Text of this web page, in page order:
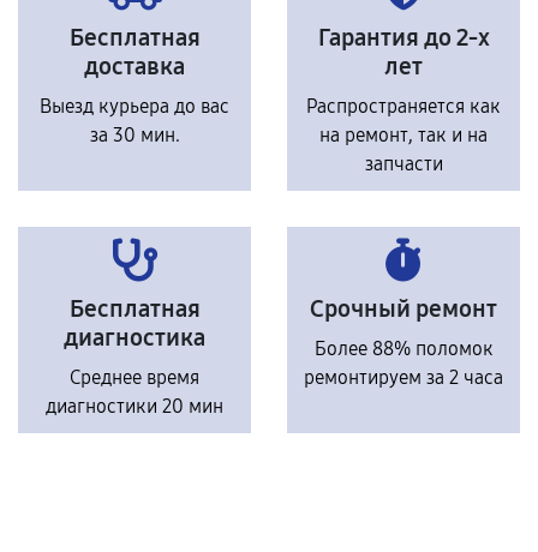
Бесплатная
доставка
Выезд курьера до вас
за 30 мин.
Гарантия до 2-х
лет
Распространяется как
на ремонт, так и на
запчасти
Бесплатная
диагностика
Среднее время
диагностики 20 мин
Срочный ремонт
Более 88% поломок
ремонтируем за 2 часа